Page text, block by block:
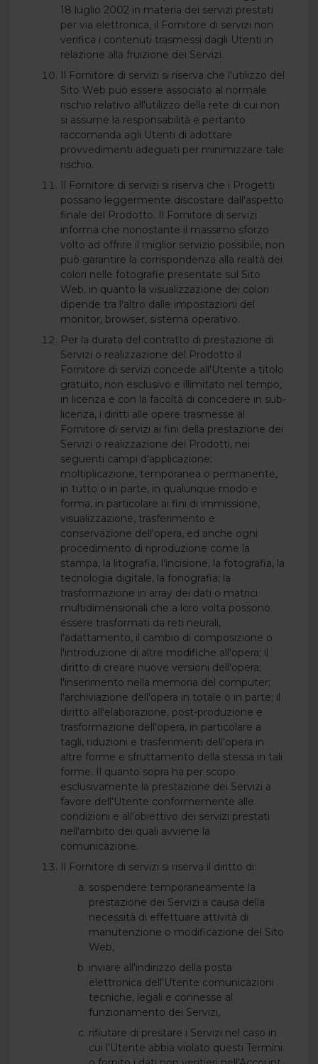
18 luglio 2002 in materia dei servizi prestati
per via elettronica, il Fornitore di servizi non
verifica i contenuti trasmessi dagli Utenti in
relazione alla fruizione dei Servizi.
Il Fornitore di servizi si riserva che l'utilizzo del
Sito Web può essere associato al normale
rischio relativo all'utilizzo della rete di cui non
si assume la responsabilità e pertanto
raccomanda agli Utenti di adottare
provvedimenti adeguati per minimizzare tale
rischio.
Il Fornitore di servizi si riserva che i Progetti
possano leggermente discostare dall'aspetto
finale del Prodotto. Il Fornitore di servizi
informa che nonostante il massimo sforzo
volto ad offrire il miglior servizio possibile, non
può garantire la corrispondenza alla realtà dei
colori nelle fotografie presentate sul Sito
Web, in quanto la visualizzazione dei colori
dipende tra l'altro dalle impostazioni del
monitor, browser, sistema operativo.
Per la durata del contratto di prestazione di
Servizi o realizzazione del Prodotto il
Fornitore di servizi concede all'Utente a titolo
gratuito, non esclusivo e illimitato nel tempo,
in licenza e con la facoltà di concedere in sub-
licenza, i diritti alle opere trasmesse al
Fornitore di servizi ai fini della prestazione dei
Servizi o realizzazione dei Prodotti, nei
seguenti campi d'applicazione:
moltiplicazione, temporanea o permanente,
in tutto o in parte, in qualunque modo e
forma, in particolare ai fini di immissione,
visualizzazione, trasferimento e
conservazione dell'opera, ed anche ogni
procedimento di riproduzione come la
stampa, la litografia, l’incisione, la fotografia, la
tecnologia digitale, la fonografia; la
trasformazione in array dei dati o matrici
multidimensionali che a loro volta possono
essere trasformati da reti neurali,
l'adattamento, il cambio di composizione o
l'introduzione di altre modifiche all'opera; il
diritto di creare nuove versioni dell'opera;
l'inserimento nella memoria del computer;
l'archiviazione dell'opera in totale o in parte; il
diritto all'elaborazione, post-produzione e
trasformazione dell'opera, in particolare a
tagli, riduzioni e trasferimenti dell'opera in
altre forme e sfruttamento della stessa in tali
forme. Il quanto sopra ha per scopo
esclusivamente la prestazione dei Servizi a
favore dell'Utente conformemente alle
condizioni e all'obiettivo dei servizi prestati
nell'ambito dei quali avviene la
comunicazione.
Il Fornitore di servizi si riserva il diritto di:
sospendere temporaneamente la
prestazione dei Servizi a causa della
necessità di effettuare attività di
manutenzione o modificazione del Sito
Web,
inviare all'indirizzo della posta
elettronica dell'Utente comunicazioni
tecniche, legali e connesse al
funzionamento dei Servizi,
rifiutare di prestare i Servizi nel caso in
cui l'Utente abbia violato questi Termini